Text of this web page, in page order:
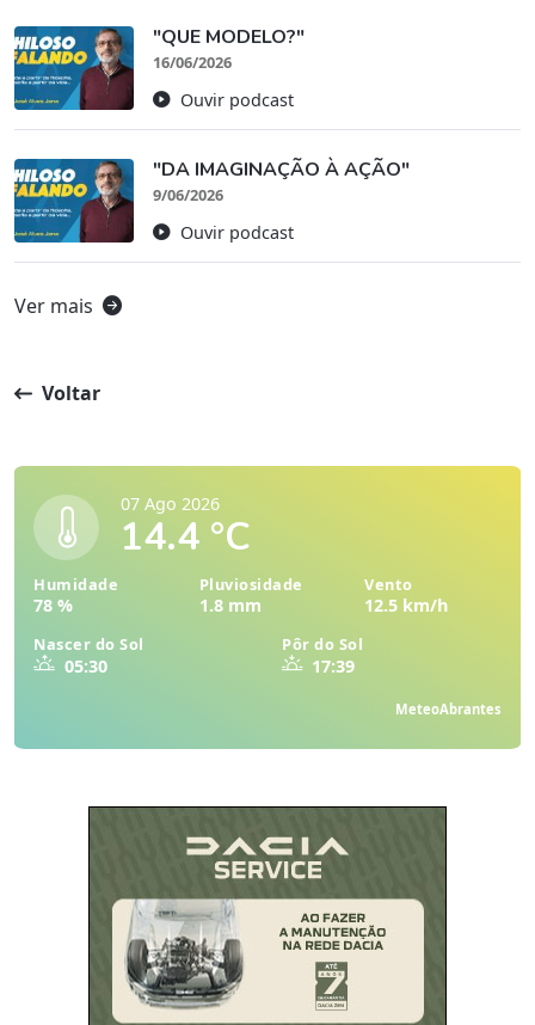
"QUE MODELO?"
16/06/2026
Ouvir podcast
"DA IMAGINAÇÃO À AÇÃO"
9/06/2026
Ouvir podcast
Ver mais
Voltar
07 Ago 2026
14.4 °C
Humidade
78 %
Pluviosidade
1.8 mm
Vento
12.5 km/h
Nascer do Sol
05:30
Pôr do Sol
17:39
MeteoAbrantes